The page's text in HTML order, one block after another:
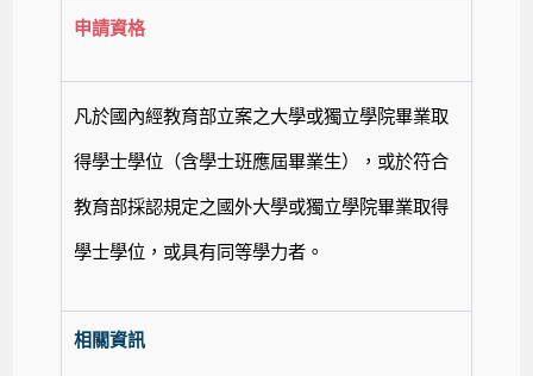
申請資格
凡於國內經教育部立案之大學或獨立學院畢業取
得學士學位（含學士班應屆畢業生），或於符合
教育部採認規定之國外大學或獨立學院畢業取得
學士學位，或具有同等學力者。
相關資訊